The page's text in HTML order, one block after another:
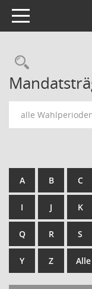
Toggle navigation
alle
A B C
I J K
Q R S
Y Z Alle